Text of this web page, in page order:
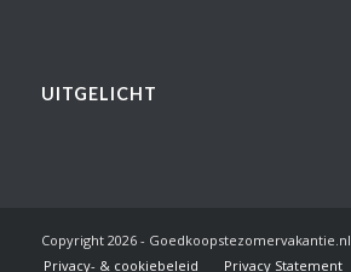
UITGELICHT
Copyright 2026 - Goedkoopstezomervakantie.nl
Privacy- & cookiebeleid
Privacy Statement